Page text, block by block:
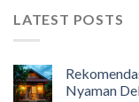
LATEST POSTS
Nyaman